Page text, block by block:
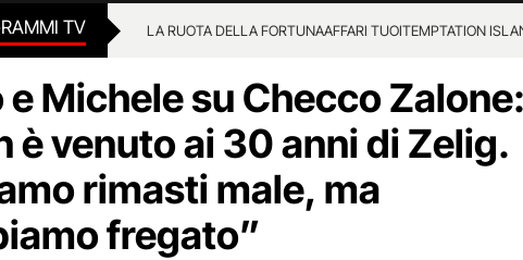
TV LA RUOTA DELLA FORTUNAAFFARI TUOITEMPTATION
e Michele su Checco Zalone:
è venuto ai 30 anni di Zelig.
rimasti male, ma
fregato”